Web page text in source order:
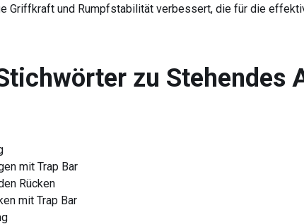
Griffkraft und Rumpfstabilität verbessert, die für die
zu Stehendes
mit Trap Bar
Rücken
mit Trap Bar